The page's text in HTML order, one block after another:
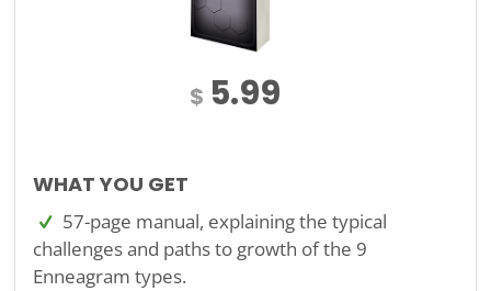
$ 5.99
WHAT YOU GET
57-page manual, explaining the typical
challenges and paths to growth of the 9
Enneagram types.